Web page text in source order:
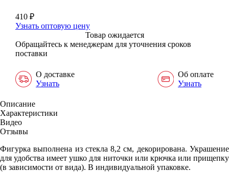
410 ₽
Узнать оптовую цену
Товар ожидается
Обращайтесь к менеджерам для уточнения сроков
поставки
О доставке
Узнать
Об оплате
Узнать
Описание
Характеристики
Видео
Отзывы
Фигурка выполнена из стекла 8,2 см, декорирована. Украшение
для удобства имеет ушко для ниточки или крючка или прищепку
(в зависимости от вида). В индивидуальной упаковке.